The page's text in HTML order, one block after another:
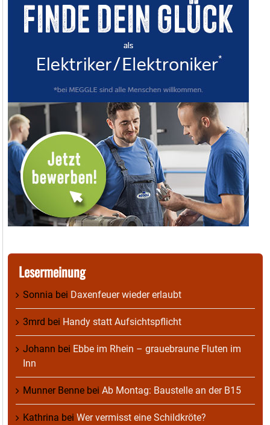
Lesermeinung
Sonnia bei Daxenfeuer wieder erlaubt
3mrd bei Handy statt Aufsichtspflicht
Johann bei Ebbe im Rhein – grauebraune Fluten im
Inn
Munner Benne bei Ab Montag: Baustelle an der B15
Kathrina bei Wer vermisst eine Schildkröte?